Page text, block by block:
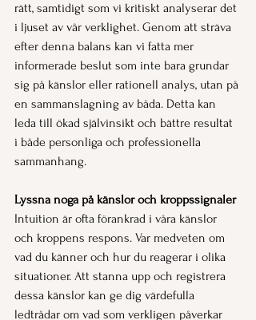
rätt, samtidigt som vi kritiskt analyserar det
i ljuset av vår verklighet. Genom att sträva
efter denna balans kan vi fatta mer
informerade beslut som inte bara grundar
sig på känslor eller rationell analys, utan på
en sammanslagning av båda. Detta kan
leda till ökad självinsikt och bättre resultat
i både personliga och professionella
sammanhang.
Lyssna noga på känslor och kroppssignaler
Intuition är ofta förankrad i våra känslor
och kroppens respons. Var medveten om
vad du känner och hur du reagerar i olika
situationer. Att stanna upp och registrera
dessa känslor kan ge dig värdefulla
ledtrådar om vad som verkligen påverkar